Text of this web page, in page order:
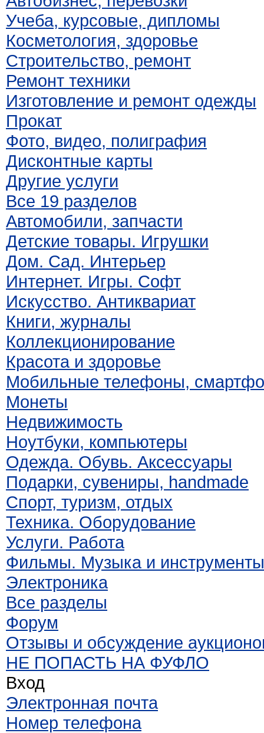
Учеба, курсовые, дипломы
Косметология, здоровье
Строительство, ремонт
Ремонт техники
Изготовление и ремонт одежды
Прокат
Фото, видео, полиграфия
Дисконтные карты
Другие услуги
Все 19 разделов
Автомобили, запчасти
Детские товары. Игрушки
Дом. Сад. Интерьер
Интернет. Игры. Софт
Искусство. Антиквариат
Книги, журналы
Коллекционирование
Красота и здоровье
Мобильные телефоны,
Монеты
Недвижимость
Ноутбуки, компьютеры
Одежда. Обувь. Аксессуары
Подарки, сувениры, handmade
Спорт, туризм, отдых
Техника. Оборудование
Услуги. Работа
Фильмы. Музыка и инструменты
Электроника
Все разделы
Форум
Отзывы и обсуждение
НЕ ПОПАСТЬ НА ФУФЛО
Вход
Электронная почта
Номер телефона